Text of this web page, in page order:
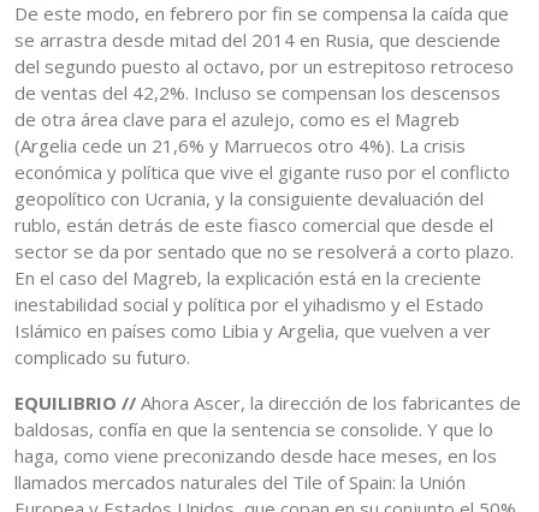
De este modo, en febrero por fin se compensa la caída que
se arrastra desde mitad del 2014 en Rusia, que desciende
del segundo puesto al octavo, por un estrepitoso retroceso
de ventas del 42,2%. Incluso se compensan los descensos
de otra área clave para el azulejo, como es el Magreb
(Argelia cede un 21,6% y Marruecos otro 4%). La crisis
económica y política que vive el gigante ruso por el conflicto
geopolítico con Ucrania, y la consiguiente devaluación del
rublo, están detrás de este fiasco comercial que desde el
sector se da por sentado que no se resolverá a corto plazo.
En el caso del Magreb, la explicación está en la creciente
inestabilidad social y política por el yihadismo y el Estado
Islámico en países como Libia y Argelia, que vuelven a ver
complicado su futuro.
EQUILIBRIO // Ahora Ascer, la dirección de los fabricantes de
baldosas, confía en que la sentencia se consolide. Y que lo
haga, como viene preconizando desde hace meses, en los
llamados mercados naturales del Tile of Spain: la Unión